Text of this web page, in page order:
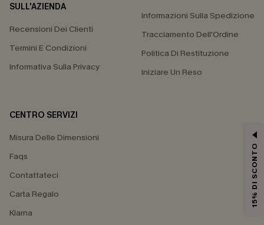
SULL'AZIENDA
Recensioni Dei Clienti
Termini E Condizioni
Informativa Sulla Privacy
Informazioni Sulla Spedizione
Tracciamento Dell'Ordine
Politica Di Restituzione
Iniziare Un Reso
CENTRO SERVIZI
Misura Delle Dimensioni
Faqs
Contattateci
Carta Regalo
Klarna
15% DI SCONTO